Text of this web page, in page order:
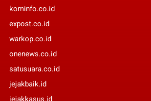
kominfo.co.id
expost.co.id
warkop.co.id
onenews.co.id
satusuara.co.id
jejakbaik.id
jejakkasus.id